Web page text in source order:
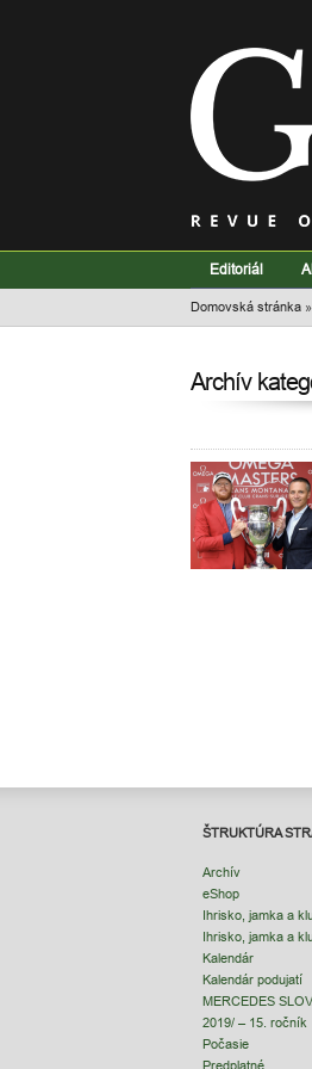
Editoriál
Domovská stránka »
Archív
ŠTRUKTÚRA
Archív
eShop
Ihrisko, jamka a
Ihrisko, jamka a
Kalendár
Kalendár podujatí
MERCEDES
2019/ – 15. ročník
Počasie
Predplatné